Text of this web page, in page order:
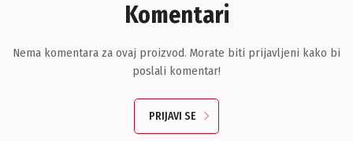
Komentari
Nema komentara za ovaj proizvod. Morate biti prijavljeni kako bi
poslali komentar!
PRIJAVI SE